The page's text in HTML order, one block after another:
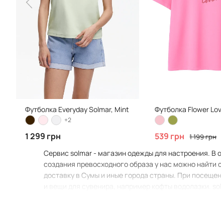
Футболка Everyday Solmar, Mint
+2
1 299 грн
Футболка Flower
539 грн 1 199 грн
Сервис solmar - магазин одежды для настроения.
создания превосходного образа у нас можно
доставку в Сумы и иные города страны. При